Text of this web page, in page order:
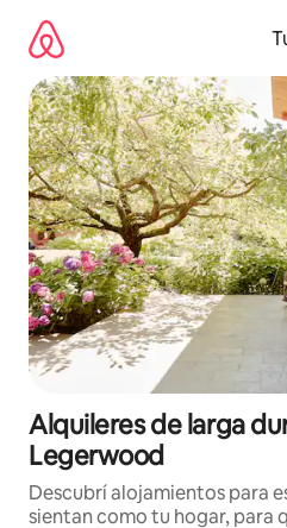
contenido
Alquileres de larga
Legerwood
Descubrí alojamientos para
sientan como tu hogar, para